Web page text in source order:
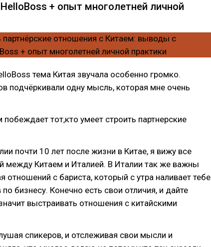
+ опыт многолетней личной
тема Китая звучала особенно громко.
подчёркивали одну мысль, которая мне очень
побеждает тот,кто умеет строить партнерские
почти 10 лет после жизни в Китае, я вижу все
между Китаем и Италией. В Италии так же важны
отношений с бариста, который с утра наливает тебе
бизнесу. Конечно есть свои отличия, и дайте
выстраивать отношения с китайскими
спикеров, и отслеживая свои мысли и